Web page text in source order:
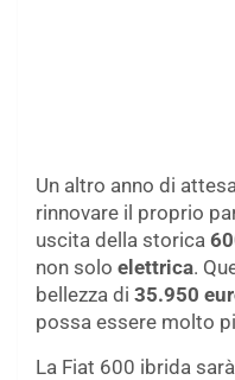
Un altro anno di
rinnovare il proprio
uscita della storica
non solo elettrica.
bellezza di 35.950
possa essere molto
La Fiat 600 ibrida